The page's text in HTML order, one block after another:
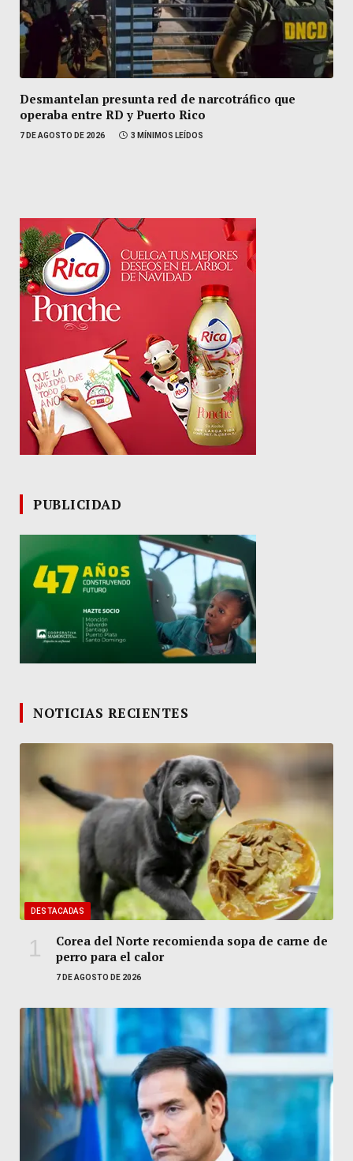
Desmantelan presunta red de narcotráfico que
operaba entre RD y Puerto Rico
7 DE AGOSTO DE 2026 3 MÍNIMOS LEÍDOS
PUBLICIDAD
NOTICIAS RECIENTES
DESTACADAS
Corea del Norte recomienda sopa de carne de
perro para el calor
7 DE AGOSTO DE 2026